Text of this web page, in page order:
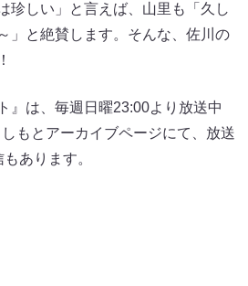
珍しい」と言えば、山里も「久し
」と絶賛します。そんな、佐川の
』は、毎週日曜23:00より放送中
もとアーカイブページにて、放送
あります。